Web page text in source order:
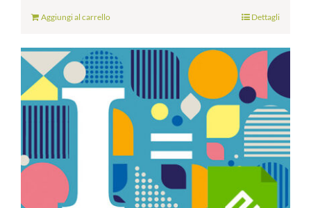
Aggiungi al carrello Dettagli